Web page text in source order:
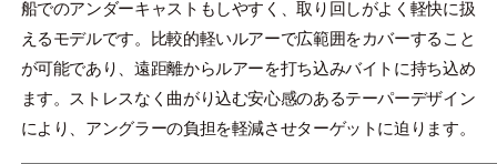
船でのアンダーキャストもしやすく、取り回しがよく軽快に扱
えるモデルです。比較的軽いルアーで広範囲をカバーすること
が可能であり、遠距離からルアーを打ち込みバイトに持ち込め
ます。ストレスなく曲がり込む安心感のあるテーパーデザイン
により、アングラーの負担を軽減させターゲットに迫ります。